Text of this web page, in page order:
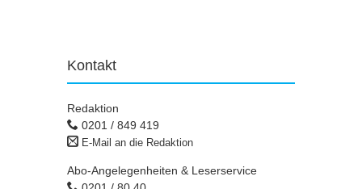
Kontakt
Redaktion
0201 / 849 419
E-Mail an die Redaktion
Abo-Angelegenheiten & Leserservice